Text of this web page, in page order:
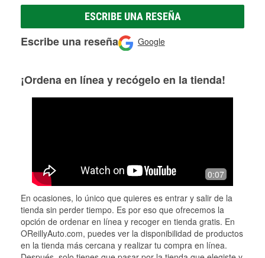
ESCRIBE UNA RESEÑA
Escribe una reseña Google
¡Ordena en línea y recógelo en la tienda!
0:07
En ocasiones, lo único que quieres es entrar y salir de la
tienda sin perder tiempo. Es por eso que ofrecemos la
opción de ordenar en línea y recoger en tienda gratis. En
OReillyAuto.com, puedes ver la disponibilidad de productos
en la tienda más cercana y realizar tu compra en línea.